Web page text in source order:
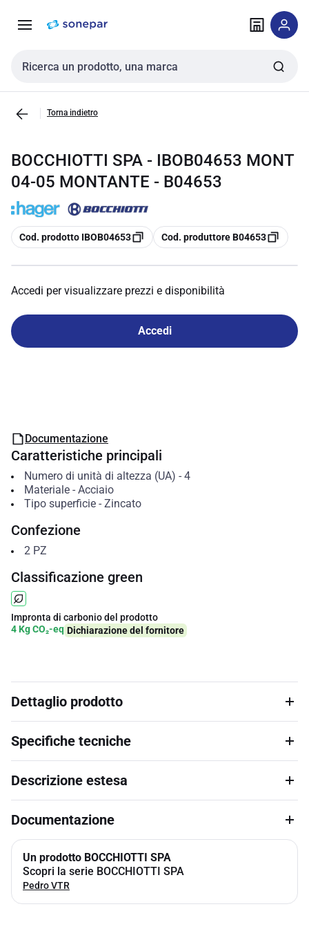
navigazione alla
Cerca input
Torna indietro
BOCCHIOTTI SPA - IBOB04653 MONT
04-05 MONTANTE - B04653
copia
Cod. prodotto IBOB04653 copia
Cod. produttore B04653
Accedi per visualizzare prezzi e disponibilità
Accedi
Documentazione
Caratteristiche principali
Numero di unità di altezza (UA) - 4
Materiale- Acciaio
Tipo superficie- Zincato
Confezione
2 PZ
Classificazione green
Impronta di carbonio del prodotto
4 Kg CO₂-eq Dichiarazione del fornitore
Dettaglio prodotto
Specifiche tecniche
Descrizione estesa
Documentazione
Un prodotto BOCCHIOTTI SPA
Scopri la serie BOCCHIOTTI SPA
Pedro VTR